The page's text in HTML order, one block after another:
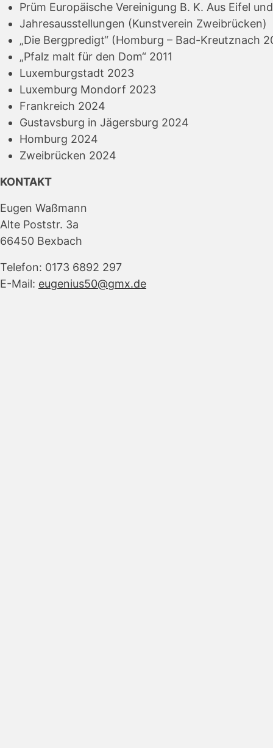
Prüm Europäische Vereinigung B. K. Aus Eifel
Jahresausstellungen (Kunstverein Zweibrücken)
„Die Bergpredigt“ (Homburg – Bad-Kreutznach
„Pfalz malt für den Dom“ 2011
Luxemburgstadt 2023
Luxemburg Mondorf 2023
Frankreich 2024
Gustavsburg in Jägersburg 2024
Homburg 2024
Zweibrücken 2024
KONTAKT
Eugen Waßmann
Alte Poststr. 3a
66450 Bexbach
Telefon: 0173 6892 297
E-Mail: eugenius50@gmx.de